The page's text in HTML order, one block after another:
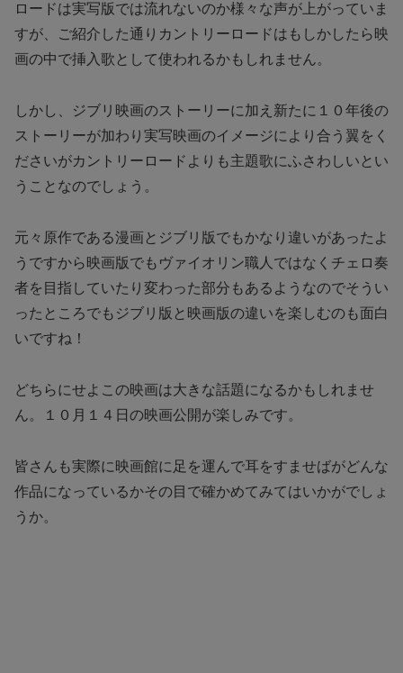
ロードは実写版では流れないのか様々な声が上がっていま
すが、ご紹介した通りカントリーロードはもしかしたら映
画の中で挿入歌として使われるかもしれません。
しかし、ジブリ映画のストーリーに加え新たに１０年後の
ストーリーが加わり実写映画のイメージにより合う翼をく
ださいがカントリーロードよりも主題歌にふさわしいとい
うことなのでしょう。
元々原作である漫画とジブリ版でもかなり違いがあったよ
うですから映画版でもヴァイオリン職人ではなくチェロ奏
者を目指していたり変わった部分もあるようなのでそうい
ったところでもジブリ版と映画版の違いを楽しむのも面白
いですね！
どちらにせよこの映画は大きな話題になるかもしれませ
ん。１０月１４日の映画公開が楽しみです。
皆さんも実際に映画館に足を運んで耳をすませばがどんな
作品になっているかその目で確かめてみてはいかがでしょ
うか。